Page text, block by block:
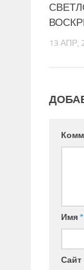
13 АПР,
Имя*
Сайт